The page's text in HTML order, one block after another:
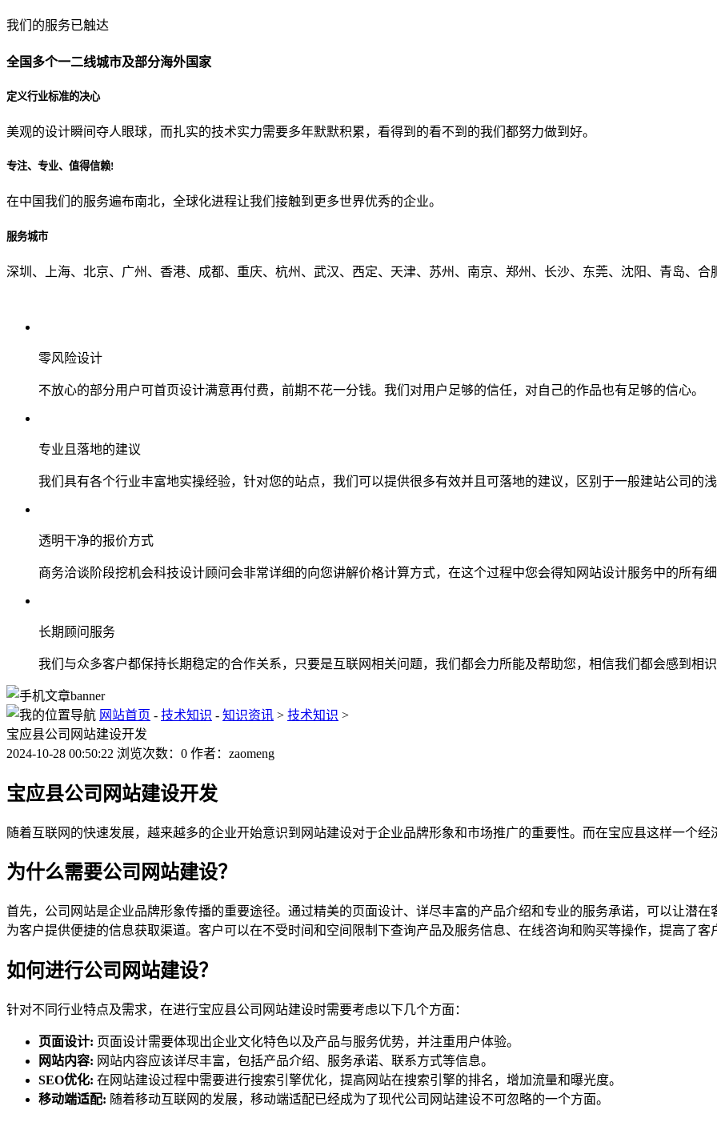
贵公司预算范围是？
贵公司的团队规模是？
从哪里了解到我们？
我们的服务已触达
全国多个一二线城市及部分海外国家
定义行业标准的决心
美观的设计瞬间夺人眼球，而扎实的技术实力需要多年默默积累，看得到的看不到的我们都努力做到好。
专注、专业、值得信赖!
在中国我们的服务遍布南北，全球化进程让我们接触到更多世界优秀的企业。
服务城市
深圳、上海、北京、广州、香港、成都、重庆、杭州、武汉、西定、天津、苏州、南京、郑州、长沙、东莞、沈阳、青岛、合
零风险设计
不放心的部分用户可首页设计满意再付费，前期不花一分钱。我们对用户足够的信任，对自己的作品也有足够的信心。
专业且落地的建议
我们具有各个行业丰富地实操经验，针对您的站点，我们可以提供很多有效并且可落地的建议，区别于一般建站公司的
透明干净的报价方式
商务洽谈阶段挖机会科技设计顾问会非常详细的向您讲解价格计算方式，在这个过程中您会得知网站设计服务中的所有
长期顾问服务
我们与众多客户都保持长期稳定的合作关系，只要是互联网相关问题，我们都会力所能及帮助您，相信我们都会感到相
网站首页 - 技术知识 - 知识资讯 > 技术知识 >
宝应县公司网站建设开发
2024-10-28 00:50:22 浏览次数：0 作者：zaomeng
宝应县公司网站建设开发
随着互联网的快速发展，越来越多的企业开始意识到网站建设对于企业品牌形象和市场推广的重要性。而在宝应县这样一个
为什么需要公司网站建设？
首先，公司网站是企业品牌形象传播的重要途径。通过精美的页面设计、详尽丰富的产品介绍和专业的服务承诺，可以让潜
为客户提供便捷的信息获取渠道。客户可以在不受时间和空间限制下查询产品及服务信息、在线咨询和购买等操作，提高了客
如何进行公司网站建设？
针对不同行业特点及需求，在进行宝应县公司网站建设时需要考虑以下几个方面：
页面设计: 页面设计需要体现出企业文化特色以及产品与服务优势，并注重用户体验。
网站内容: 网站内容应该详尽丰富，包括产品介绍、服务承诺、联系方式等信息。
SEO优化: 在网站建设过程中需要进行搜索引擎优化，提高网站在搜索引擎的排名，增加流量和曝光度。
移动端适配: 随着移动互联网的发展，移动端适配已经成为了现代公司网站建设不可忽略的一个方面。